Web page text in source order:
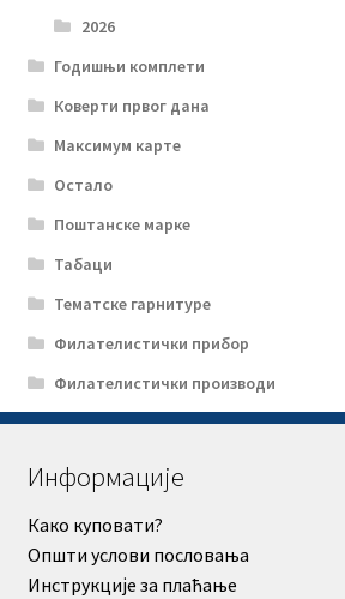
2026
Годишњи комплети
Коверти првог дана
Максимум карте
Остало
Поштанске марке
Табаци
Тематске гарнитуре
Филателистички прибор
Филателистички производи
Информације
Како куповати?
Општи услови пословања
Инструкције за плаћање